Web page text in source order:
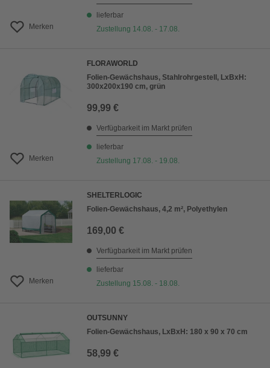
Merken
lieferbar
Zustellung 14.08. - 17.08.
Merken
FLORAWORLD
Folien-Gewächshaus, Stahlrohrgestell, LxBxH:
300x200x190 cm, grün
99,99 €
Verfügbarkeit im Markt prüfen
lieferbar
Zustellung 17.08. - 19.08.
Merken
SHELTERLOGIC
Folien-Gewächshaus, 4,2 m², Polyethylen
169,00 €
Verfügbarkeit im Markt prüfen
lieferbar
Zustellung 15.08. - 18.08.
OUTSUNNY
Folien-Gewächshaus, LxBxH: 180 x 90 x 70 cm
58,99 €